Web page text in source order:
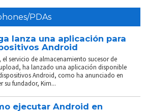
PDAs
lanza una aplicación para
Android
el servicio de almacenamiento sucesor de
ha lanzado una aplicación disponible
Android, como ha anunciado en
su fundador, Kim...
ejecutar Android en